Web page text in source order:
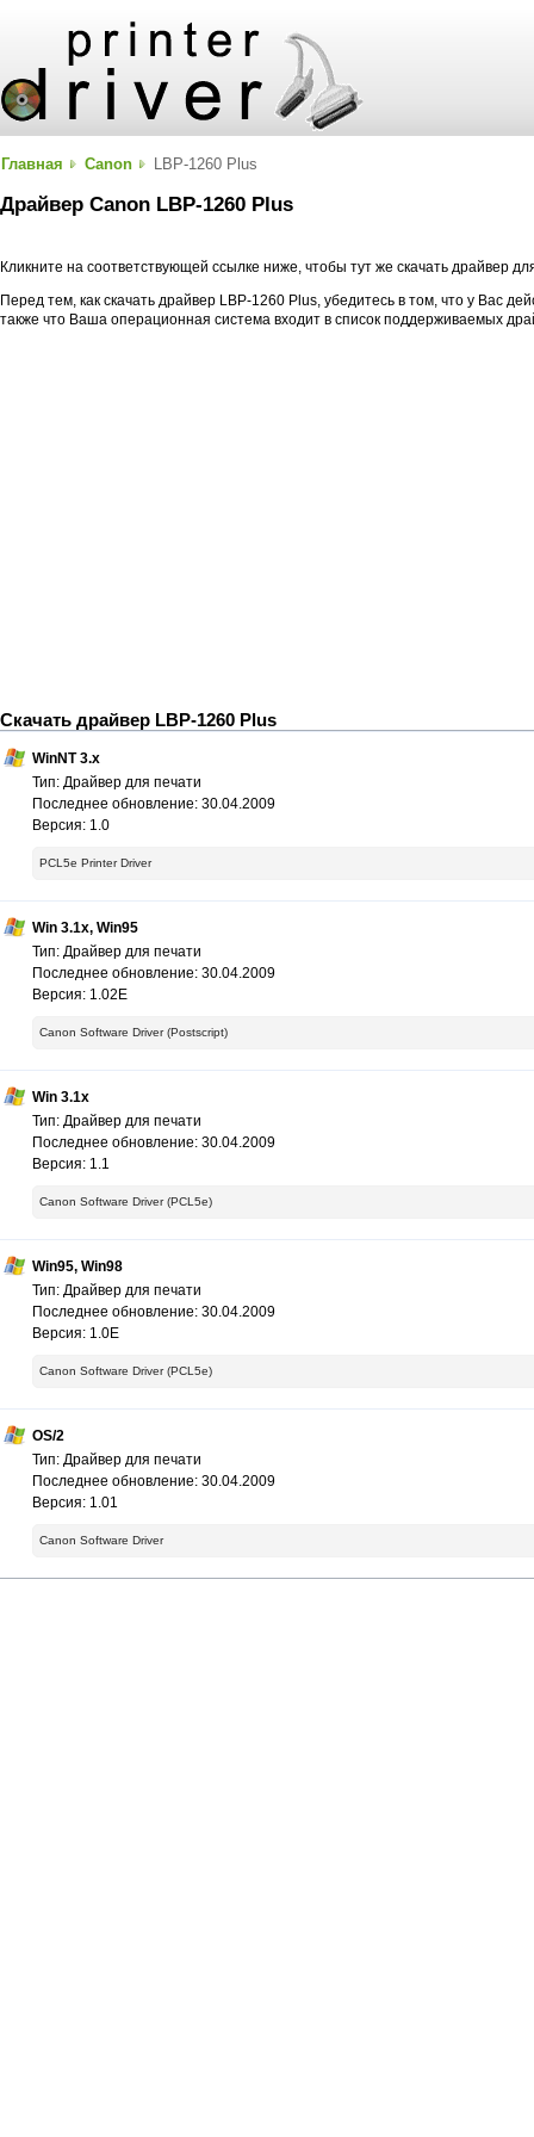
Главная Canon LBP-1260 Plus
Драйвер Canon LBP-1260 Plus
Кликните на соответствующей ссылке ниже, чтобы тут же скачать драйвер
Перед тем, как скачать драйвер LBP-1260 Plus, убедитесь в том, что у Вас
также что Ваша операционная система входит в список поддерживаемых
Скачать драйвер LBP-1260 Plus
WinNT 3.x
Тип: Драйвер для печати
Последнее обновление: 30.04.2009
Версия: 1.0
PCL5e Printer Driver
Win 3.1x, Win95
Тип: Драйвер для печати
Последнее обновление: 30.04.2009
Версия: 1.02E
Canon Software Driver (Postscript)
Win 3.1x
Тип: Драйвер для печати
Последнее обновление: 30.04.2009
Версия: 1.1
Canon Software Driver (PCL5e)
Win95, Win98
Тип: Драйвер для печати
Последнее обновление: 30.04.2009
Версия: 1.0E
Canon Software Driver (PCL5e)
OS/2
Тип: Драйвер для печати
Последнее обновление: 30.04.2009
Версия: 1.01
Canon Software Driver